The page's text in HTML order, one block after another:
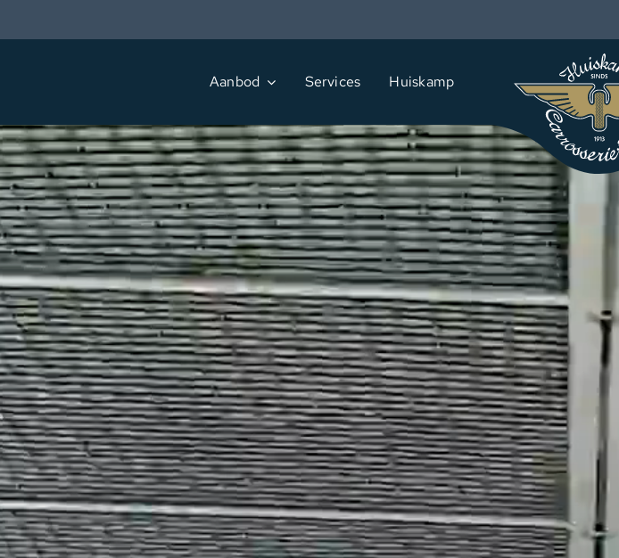
naar
Aanbod Services Huiskamp